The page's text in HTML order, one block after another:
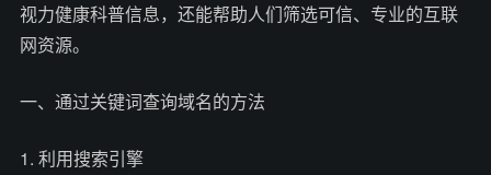
视力健康科普信息，还能帮助人们筛选可信、专业的互联
网资源。
一、通过关键词查询域名的方法
1. 利用搜索引擎